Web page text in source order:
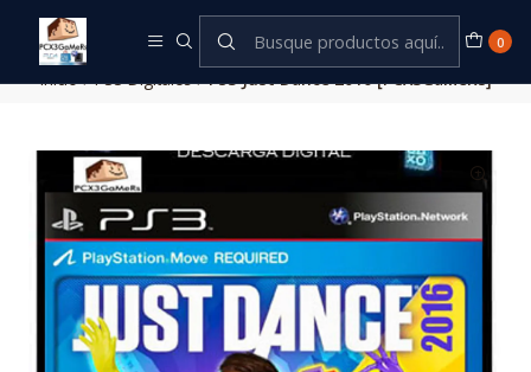
0
Inicio PS3 Digitales PS3 Just Dance 2016 [PCX3GaMeRs]